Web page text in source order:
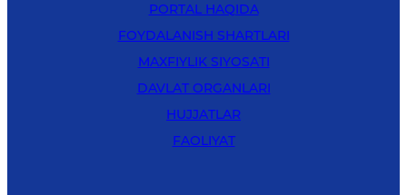
PORTAL HAQIDA
FOYDALANISH SHARTLARI
MAXFIYLIK SIYOSATI
DAVLAT ORGANLARI
HUJJATLAR
FAOLIYAT